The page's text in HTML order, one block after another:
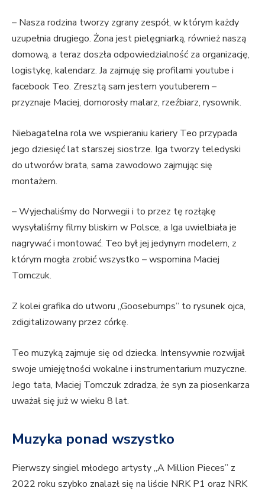
– Nasza rodzina tworzy zgrany zespół, w którym każdy
uzupełnia drugiego. Żona jest pielęgniarką, również naszą
domową, a teraz doszła odpowiedzialność za organizację,
logistykę, kalendarz. Ja zajmuję się profilami youtube i
facebook Teo. Zresztą sam jestem youtuberem –
przyznaje Maciej, domorosły malarz, rzeźbiarz, rysownik.
Niebagatelna rola we wspieraniu kariery Teo przypada
jego dziesięć lat starszej siostrze. Iga tworzy teledyski
do utworów brata, sama zawodowo zajmując się
montażem.
– Wyjechaliśmy do Norwegii i to przez tę rozłąkę
wysyłaliśmy filmy bliskim w Polsce, a Iga uwielbiała je
nagrywać i montować. Teo był jej jedynym modelem, z
którym mogła zrobić wszystko – wspomina Maciej
Tomczuk.
Z kolei grafika do utworu „Goosebumps” to rysunek ojca,
zdigitalizowany przez córkę.
Teo muzyką zajmuje się od dziecka. Intensywnie rozwijał
swoje umiejętności wokalne i instrumentarium muzyczne.
Jego tata, Maciej Tomczuk zdradza, że syn za piosenkarza
uważał się już w wieku 8 lat.
Muzyka ponad wszystko
Pierwszy singiel młodego artysty „A Million Pieces” z
2022 roku szybko znalazł się na liście NRK P1 oraz NRK